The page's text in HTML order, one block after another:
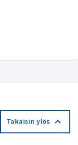
Takaisin ylös